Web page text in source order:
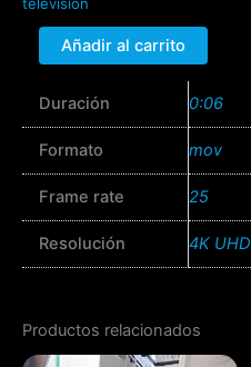
Añadir al carrito
Duración 0:06
Formato mov
Frame rate 25
Resolución 4K UHD
Productos relacionados